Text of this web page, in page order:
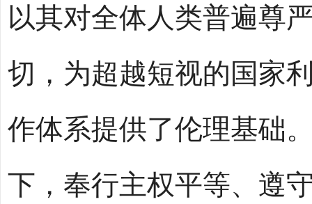
以其对全体人类普遍尊
切，为超越短视的国家
作体系提供了伦理基础
下，奉行主权平等、遵